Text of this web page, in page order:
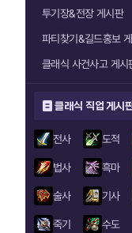
투기장&전장 게시판
파티찾기&길드홍보
클래식 사건사고 게시
클래식 직업 게시
전사 도적
법사 흑마
술사 기사
죽기 수도